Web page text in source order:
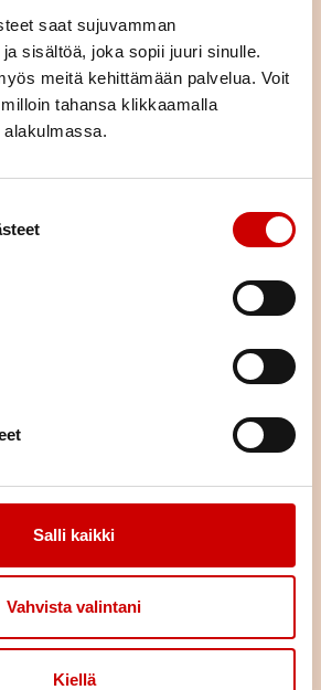
saat sujuvamman
sisältöä, joka sopii juuri sinulle.
meitä kehittämään palvelua. Voit
tahansa klikkaamalla
Salli kaikki
Vahvista valintani
Kiellä
alueellamme
järjestävät paljon monipuolista toimintaa
toimintaan yhdistyksen omilta sivuilta tai
kaikki alueemme tulevat
YHTEYSTIEDOT